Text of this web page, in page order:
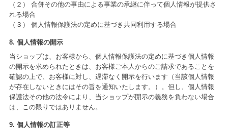
（２） 合併その他の事由による事業の承継に伴って個人情報が提供さ
れる場合
（３） 個人情報保護法の定めに基づき共同利用する場合
8. 個人情報の開示
当ショップは、お客様から、個人情報保護法の定めに基づき個人情報
の開示を求められたときは、お客様ご本人からのご請求であることを
確認の上で、お客様に対し、遅滞なく開示を行います（当該個人情報
が存在しないときにはその旨を通知いたします。）。但し、個人情報
保護法その他の法令により、当ショップが開示の義務を負わない場合
は、この限りではありません。
9. 個人情報の訂正等